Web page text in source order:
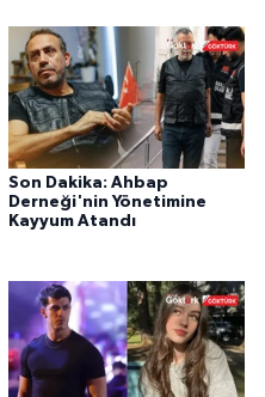
Son Dakika: Ahbap
Derneği'nin Yönetimine
Kayyum Atandı